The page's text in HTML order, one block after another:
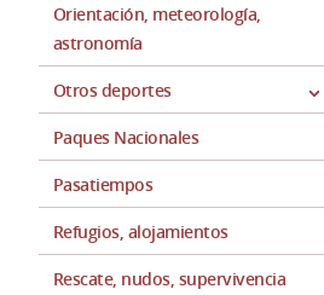
Orientación, meteorología,
astronomía
Otros deportes
Paques Nacionales
Pasatiempos
Refugios, alojamientos
Rescate, nudos, supervivencia